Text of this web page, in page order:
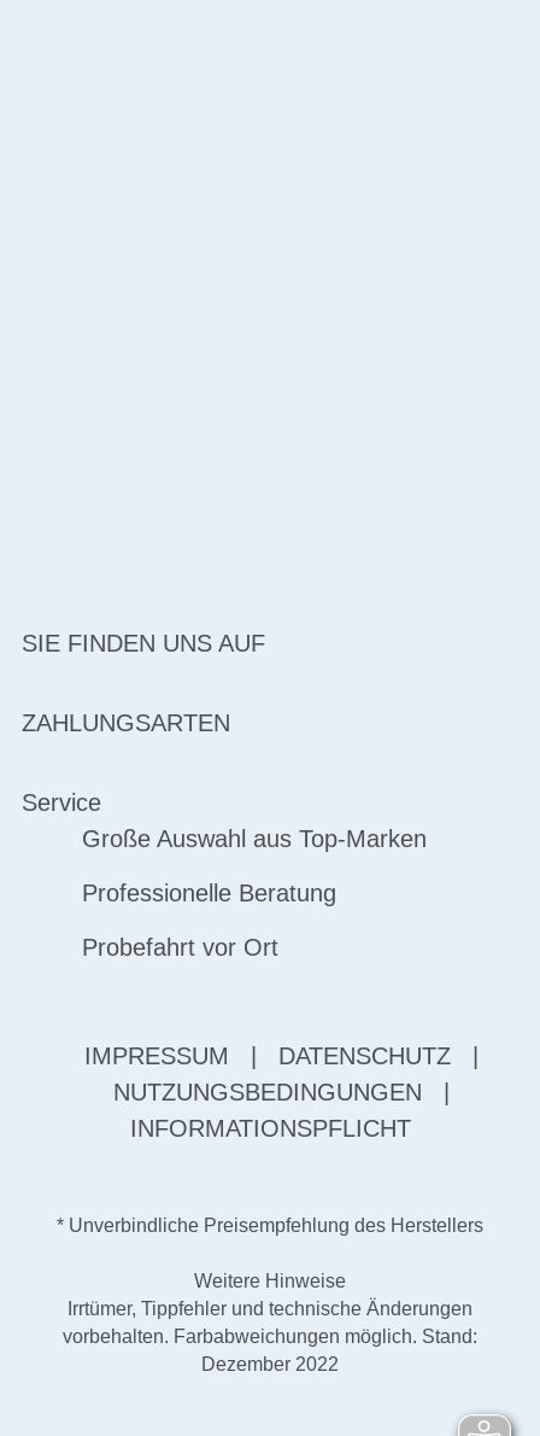
SIE FINDEN UNS AUF
ZAHLUNGSARTEN
Service
Große Auswahl aus Top-Marken
Professionelle Beratung
Probefahrt vor Ort
IMPRESSUM DATENSCHUTZ
NUTZUNGSBEDINGUNGEN
INFORMATIONSPFLICHT
* Unverbindliche Preisempfehlung des Herstellers
Weitere Hinweise
Irrtümer, Tippfehler und technische Änderungen
vorbehalten. Farbabweichungen möglich. Stand:
Dezember 2022